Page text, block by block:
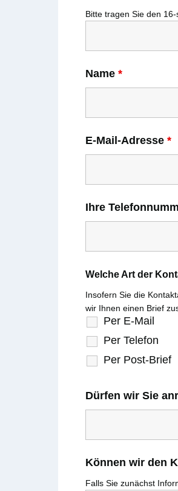
Bitte tragen Sie den 16-
Name *
E-Mail-Adresse *
Ihre
Welche Art der
Per E-Mail
Per Telefon
Per Post-Brief
Insofern Sie die
wir Ihnen einen Brief
Dürfen wir Sie
Können wir den
Falls Sie zunächst